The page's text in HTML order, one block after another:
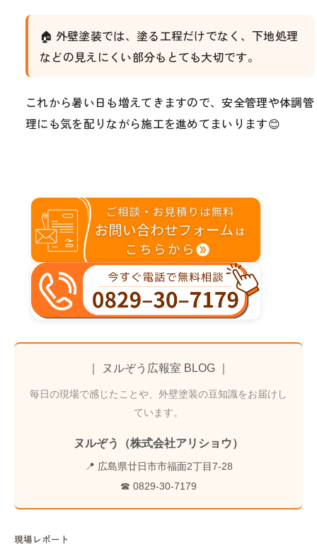
🏠 外壁塗装では、塗る工程だけでなく、下地処理
などの見えにくい部分もとても大切です。
これから暑い日も増えてきますので、安全管理や体調管
理にも気を配りながら施工を進めてまいります😊
｜ ヌルぞう広報室 BLOG ｜
毎日の現場で感じたことや、外壁塗装の豆知識をお届けし
ています。
ヌルぞう（株式会社アリショウ）
📍 広島県廿日市市福面2丁目7-28
☎ 0829-30-7179
現場レポート